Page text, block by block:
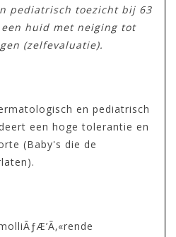
pediatrisch toezicht bij 63
huid met neiging tot
(zelfevaluatie).
en pediatrisch
een hoge tolerantie en
(Baby's die de